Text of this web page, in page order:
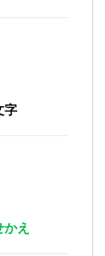
字
え